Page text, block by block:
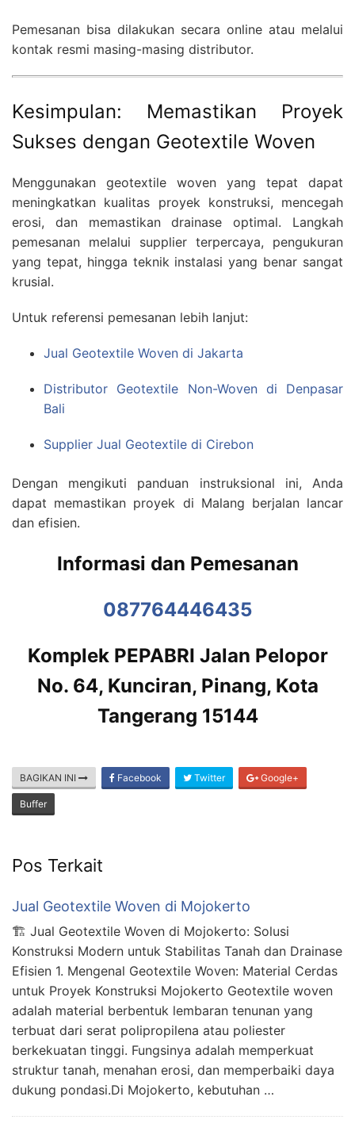
Pemesanan bisa dilakukan secara online atau melalui
kontak resmi masing-masing distributor.
Kesimpulan: Memastikan Proyek
Sukses dengan Geotextile Woven
Menggunakan geotextile woven yang tepat dapat
meningkatkan kualitas proyek konstruksi, mencegah
erosi, dan memastikan drainase optimal. Langkah
pemesanan melalui supplier terpercaya, pengukuran
yang tepat, hingga teknik instalasi yang benar sangat
krusial.
Untuk referensi pemesanan lebih lanjut:
Jual Geotextile Woven di Jakarta
Distributor Geotextile Non-Woven di Denpasar
Bali
Supplier Jual Geotextile di Cirebon
Dengan mengikuti panduan instruksional ini, Anda
dapat memastikan proyek di Malang berjalan lancar
dan efisien.
Informasi dan Pemesanan
087764446435
Komplek PEPABRI Jalan Pelopor
No. 64, Kunciran, Pinang, Kota
Tangerang 15144
BAGIKAN INI Facebook Twitter Google+
Buffer
Pos Terkait
Jual Geotextile Woven di Mojokerto
🏗️ Jual Geotextile Woven di Mojokerto: Solusi
Konstruksi Modern untuk Stabilitas Tanah dan Drainase
Efisien 1. Mengenal Geotextile Woven: Material Cerdas
untuk Proyek Konstruksi Mojokerto Geotextile woven
adalah material berbentuk lembaran tenunan yang
terbuat dari serat polipropilena atau poliester
berkekuatan tinggi. Fungsinya adalah memperkuat
struktur tanah, menahan erosi, dan memperbaiki daya
dukung pondasi.Di Mojokerto, kebutuhan …